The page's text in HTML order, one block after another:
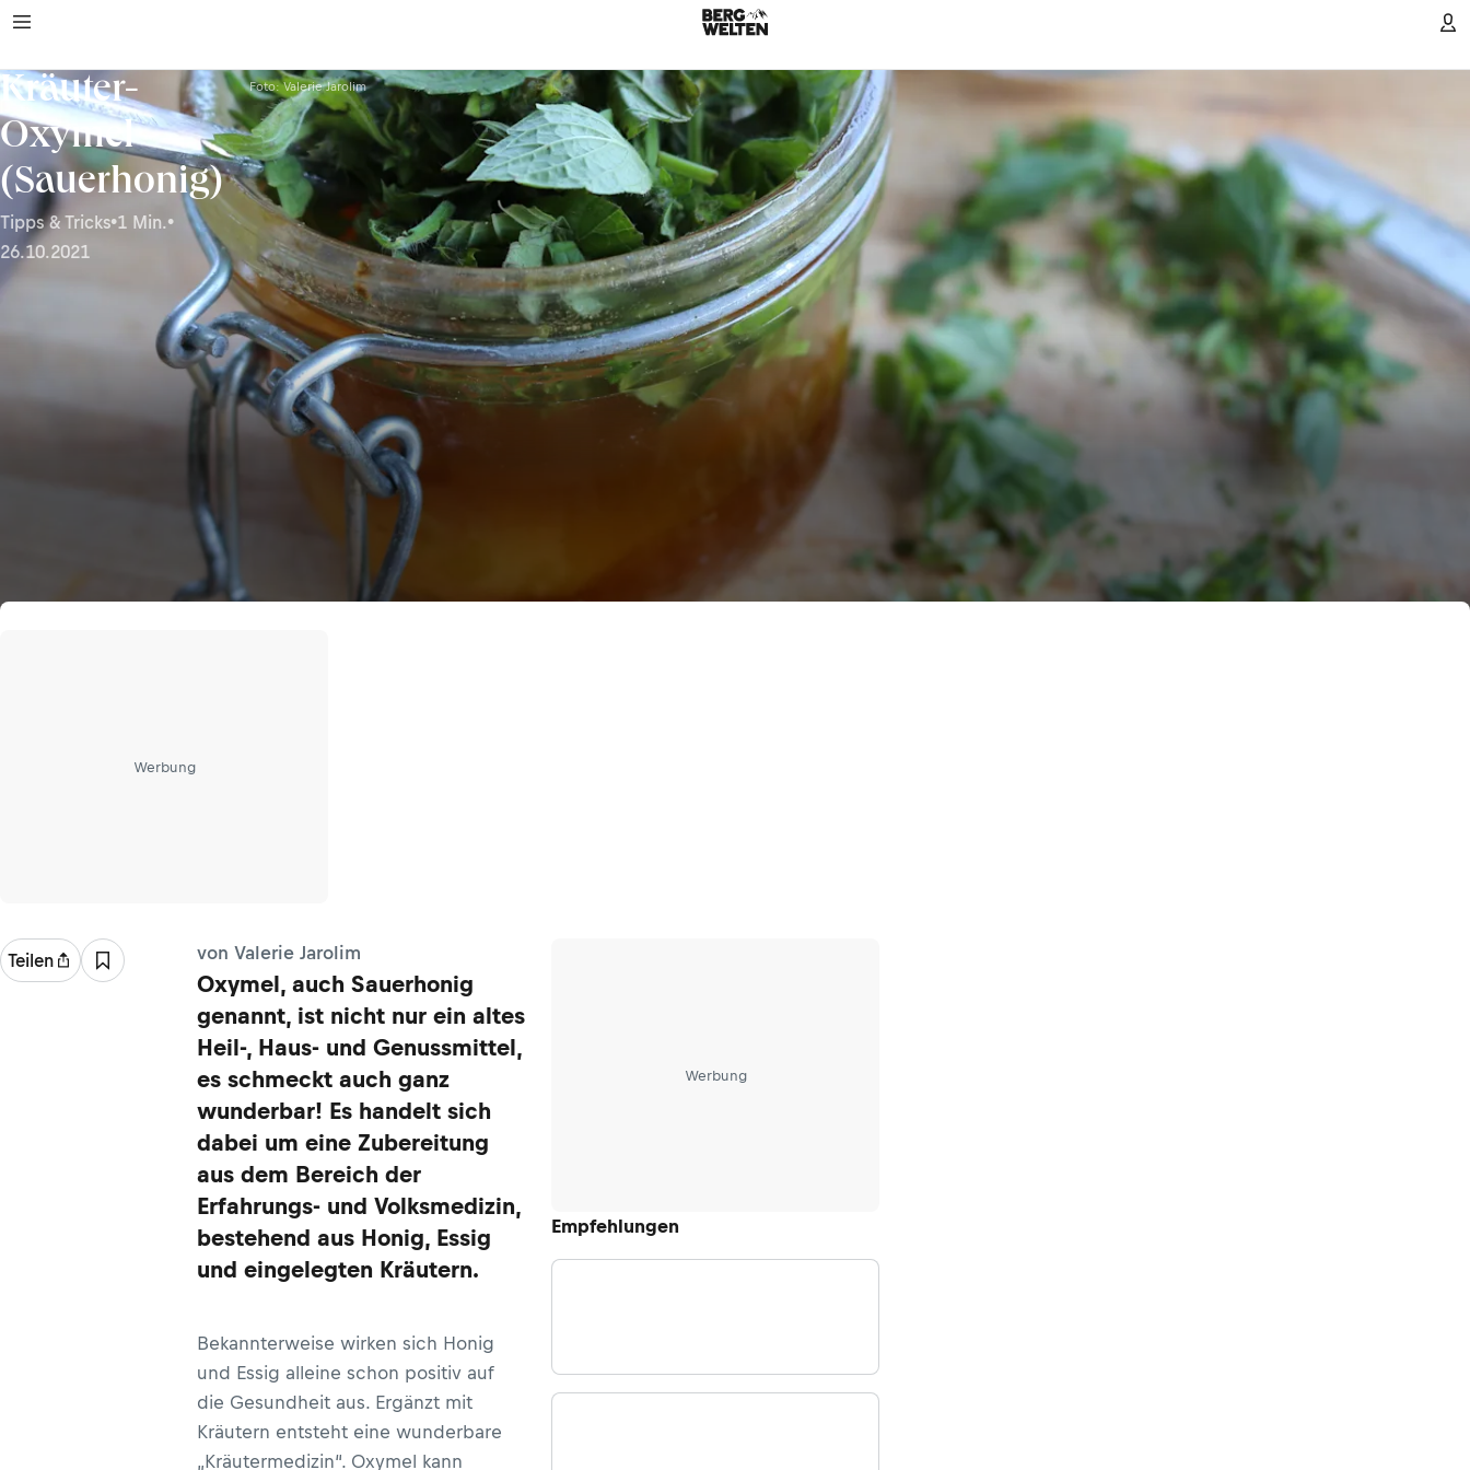
Kräuter-
Oxymel
(Sauerhonig)
Tipps & Tricks•1 Min.•
26.10.2021
Foto: Valerie Jarolim
Werbung
Teilen
Werbung
Empfehlungen
von Valerie Jarolim
Oxymel, auch Sauerhonig
genannt, ist nicht nur ein altes
Heil-, Haus- und Genussmittel,
es schmeckt auch ganz
wunderbar! Es handelt sich
dabei um eine Zubereitung
aus dem Bereich der
Erfahrungs- und Volksmedizin,
bestehend aus Honig, Essig
und eingelegten Kräutern.
Bekannterweise wirken sich Honig
und Essig alleine schon positiv auf
die Gesundheit aus. Ergänzt mit
Kräutern entsteht eine wunderbare
„Kräutermedizin“. Oxymel kann